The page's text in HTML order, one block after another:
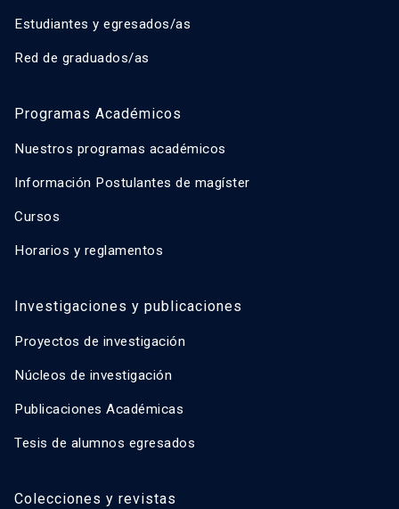
Estudiantes y egresados/as
Red de graduados/as
Programas Académicos
Nuestros programas académicos
Información Postulantes de magíster
Cursos
Horarios y reglamentos
Investigaciones y publicaciones
Proyectos de investigación
Núcleos de investigación
Publicaciones Académicas
Tesis de alumnos egresados
Colecciones y revistas